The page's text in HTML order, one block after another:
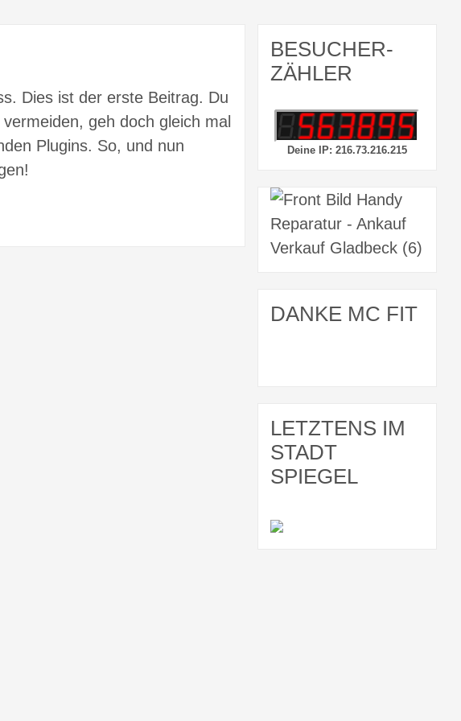
Dies ist der erste Beitrag. Du
geh doch gleich mal
Plugins. So, und nun
BESUCHER-
ZÄHLER
Deine IP: 216.73.216.215
DANKE MC FIT
LETZTENS IM
STADT
SPIEGEL